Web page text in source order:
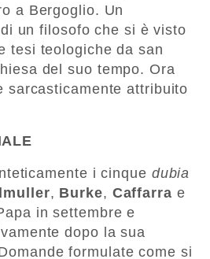
a Bergoglio. Un
un filosofo che si è visto
tesi teologiche da san
del suo tempo. Ora
sarcasticamente attribuito
i cinque dubia
, Burke, Caffarra e
in settembre e
dopo la sua
formulate come si